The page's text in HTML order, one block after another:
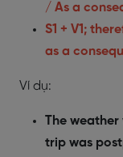
/ As a
S1 + V1;
as a
Ví dụ:
The weather
trip was